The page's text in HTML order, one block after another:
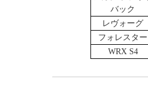
バック
レヴォーグ
フォレスター
WRX S4